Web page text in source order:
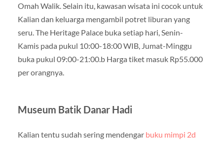
Omah Walik. Selain itu, kawasan wisata ini cocok untuk
Kalian dan keluarga mengambil potret liburan yang
seru. The Heritage Palace buka setiap hari, Senin-
Kamis pada pukul 10:00-18:00 WIB, Jumat-Minggu
buka pukul 09:00-21:00.b Harga tiket masuk Rp55.000
per orangnya.
Museum Batik Danar Hadi
Kalian tentu sudah sering mendengar buku mimpi 2d